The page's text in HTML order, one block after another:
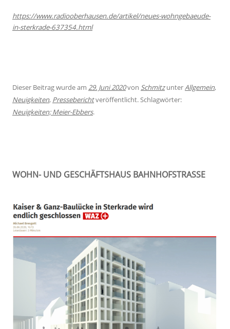
https://www.radiooberhausen.de/artikel/neues-wohngebaeude-
in-sterkrade-637354.html
Dieser Beitrag wurde am 29. Juni 2020von Schmitzunter Allgemein,
Neuigkeiten, Presseberichtveröffentlicht. Schlagwörter:
Neuigkeiten; Meier-Ebbers.
WOHN- UND GESCHÄFTSHAUS BAHNHOFSTRASSE